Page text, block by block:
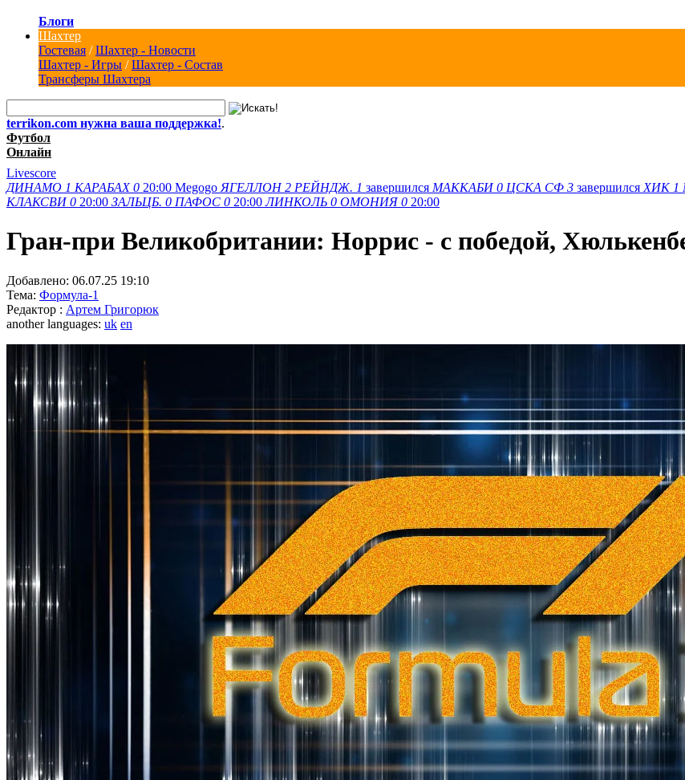
Блоги
Шахтер
Гостевая /Шахтер - Новости
Шахтер - Игры /Шахтер - Состав
Трансферы Шахтера
terrikon.com нужна ваша поддержка!.
Футбол
Онлайн
Livescore
ДИНАМО 1 КАРАБАХ 0 20:00 Megogo ЯГЕЛЛОН 2 РЕЙНДЖ. 1 завершился МАККАБИ 0 ЦСКА СФ 3 завершился ХИК 1
КЛАКСВИ 0 20:00 ЗАЛЬЦБ. 0 ПАФОС 0 20:00 ЛИНКОЛЬ 0 ОМОНИЯ 0 20:00
Гран-при Великобритании: Норрис - с победой,
Добавлено: 06.07.25 19:10
Тема: Формула-1
Редактор : Артем Григорюк
another languages: uk en